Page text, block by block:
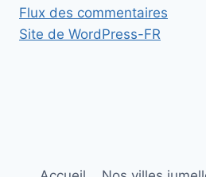
Flux des commentaires
Site de WordPress-FR